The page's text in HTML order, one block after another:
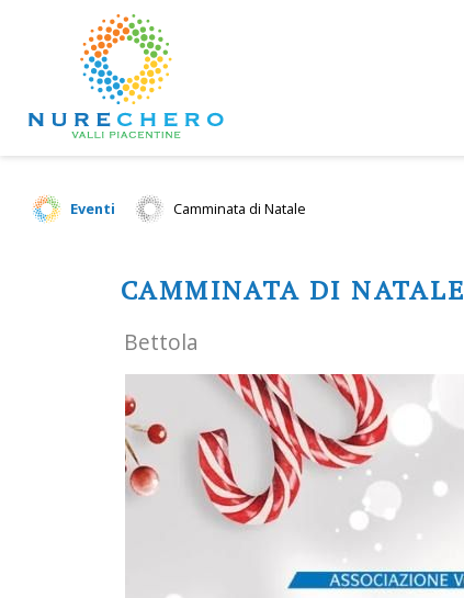
Eventi Camminata di Natale
CAMMINATA DI NATALE
Bettola